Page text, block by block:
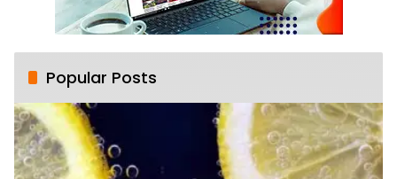
Popular Posts